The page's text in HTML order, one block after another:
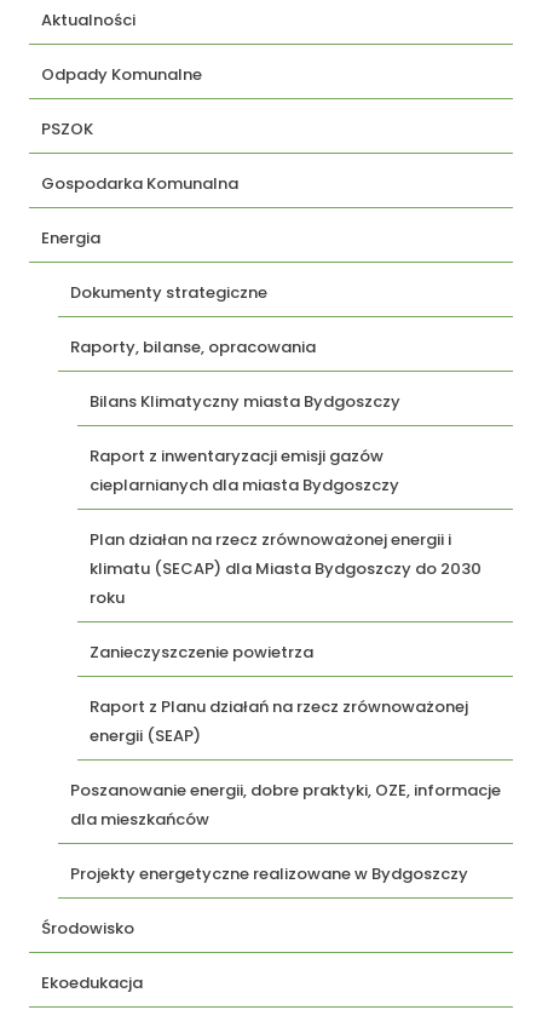
Aktualności
Odpady Komunalne
PSZOK
Gospodarka Komunalna
Energia
Dokumenty strategiczne
Raporty, bilanse, opracowania
Bilans Klimatyczny miasta Bydgoszczy
Raport z inwentaryzacji emisji gazów
cieplarnianych dla miasta Bydgoszczy
Plan działan na rzecz zrównoważonej energii i
klimatu (SECAP) dla Miasta Bydgoszczy do 2030
roku
Zanieczyszczenie powietrza
Raport z Planu działań na rzecz zrównoważonej
energii (SEAP)
Poszanowanie energii, dobre praktyki, OZE, informacje
dla mieszkańców
Projekty energetyczne realizowane w Bydgoszczy
Środowisko
Ekoedukacja